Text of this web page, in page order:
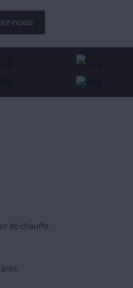
nous
de chauffe